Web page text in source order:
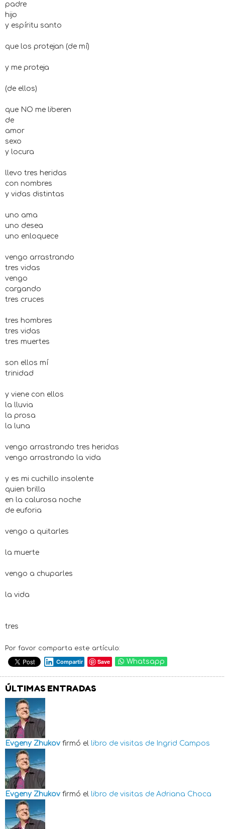
padre
hijo
y espíritu santo
que los protejan (de mí)
y me proteja
(de ellos)
que NO me liberen
de
amor
sexo
y locura
llevo tres heridas
con nombres
y vidas distintas
uno ama
uno desea
uno enloquece
vengo arrastrando
tres vidas
vengo
cargando
tres cruces
tres hombres
tres vidas
tres muertes
son ellos mí
trinidad
y viene con ellos
la lluvia
la prosa
la luna
vengo arrastrando tres heridas
vengo arrastrando la vida
y es mi cuchillo insolente
quien brilla
en la calurosa noche
de euforia
vengo a quitarles
la muerte
vengo a chuparles
la vida
tres
Por favor comparta este artículo:
Compartir
Save Whatsapp
ÚLTIMAS ENTRADAS
Evgeny Zhukov firmó el libro de visitas de Ingrid Campos
Evgeny Zhukov firmó el libro de visitas de Adriana Choca